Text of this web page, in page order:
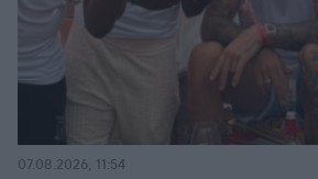
07.08.2026, 11:54